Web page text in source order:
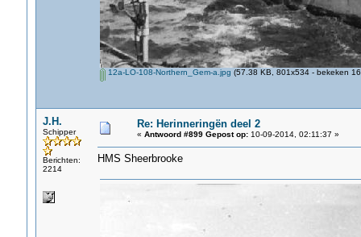
12a-LO-108-Northern_Gem-a.jpg (57.38 KB, 801x534 - bekeken
J.H.
Schipper
Berichten:
2214
Re: Herinneringën deel 2
« Antwoord #899 Gepost op:10-09-2014, 02:11:37 »
HMS Sheerbrooke